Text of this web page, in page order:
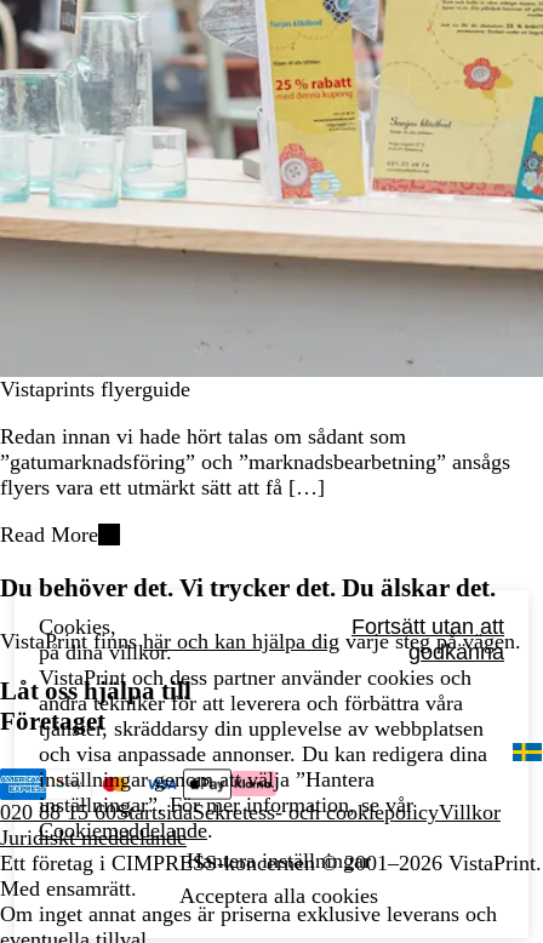
Vistaprints flyerguide
Redan innan vi hade hört talas om sådant som
”gatumarknadsföring” och ”marknadsbearbetning” ansågs
flyers vara ett utmärkt sätt att få […]
Read More
Du behöver det. Vi trycker det. Du älskar det.
VistaPrint finnshär och kan hjälpa dig varje steg på vägen.
Låt oss hjälpa till
Företaget
020 88 15 60StartsidaSekretess- och cookiepolicyVillkor
Juridiskt meddelande
Ett företag i CIMPRESS-koncernen© 2001–2026 VistaPrint.
Med ensamrätt.
Om inget annat anges är priserna exklusive leverans och
Cookies,
på dina villkor.
Fortsätt utan att
godkänna
VistaPrint och dess partner använder cookies och
andra tekniker för att leverera och förbättra våra
tjänster, skräddarsy din upplevelse av webbplatsen
och visa anpassade annonser. Du kan redigera dina
inställningar genom att välja ”Hantera
inställningar”. För mer information, se vår
Cookiemeddelande.
Hantera inställningar
Acceptera alla cookies